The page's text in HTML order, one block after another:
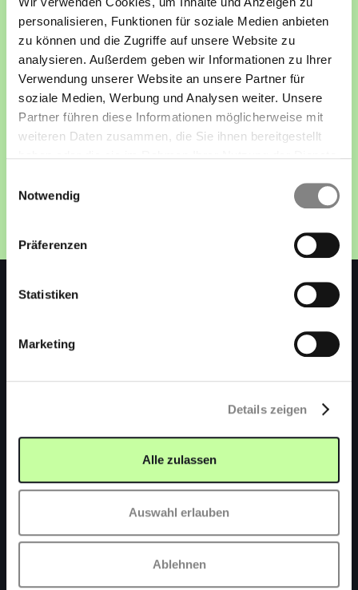
personalisieren, Funktionen für soziale Medien anbieten
zu können und die Zugriffe auf unsere Website zu
analysieren. Außerdem geben wir Informationen zu Ihrer
Verwendung unserer Website an unsere Partner für
soziale Medien, Werbung und Analysen weiter. Unsere
Partner führen diese Informationen möglicherweise mit
weiteren Daten zusammen, die Sie ihnen bereitgestellt
Notwendig
Präferenzen
Statistiken
Marketing
Details zeigen
Alle zulassen
Auswahl erlauben
Ablehnen
Dein Zuhause energieeffizient machen
Du möchtest eine Photovoltaikanlage planen, dein
Zuhause energieeffizienter machen oder dein E-Auto
intelligent laden? Wir zeigen dir, welche Lösung
wirklich zu deinem Haus und deinem Energiebedarf
passt.
Rheinstr. 124
Telefon:+49 6157
Ladeinfrastruktur